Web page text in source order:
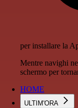
per installare la
Mentre navighi
schermo per
HOME
ULTIM'ORA